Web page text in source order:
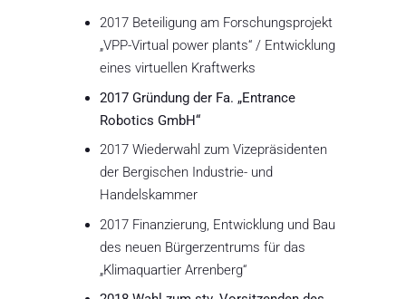
2017 Beteiligung am Forschungsprojekt
„VPP-Virtual power plants“ / Entwicklung
eines virtuellen Kraftwerks
2017 Gründung der Fa. „Entrance
Robotics GmbH“
2017 Wiederwahl zum Vizepräsidenten
der Bergischen Industrie- und
Handelskammer
2017 Finanzierung, Entwicklung und Bau
des neuen Bürgerzentrums für das
„Klimaquartier Arrenberg“